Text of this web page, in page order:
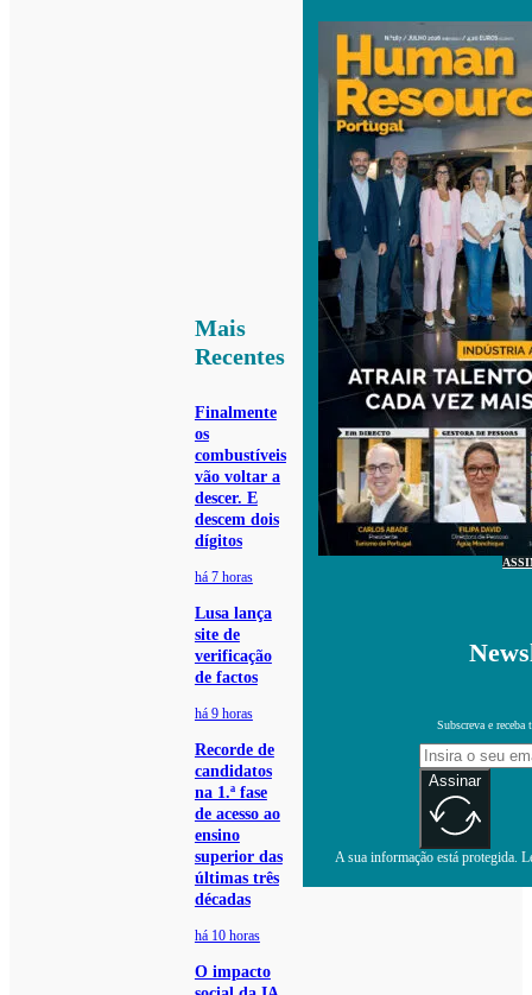
Mais
Recentes
Finalmente
os
combustíveis
vão voltar a
descer. E
descem dois
dígitos
há 7 horas
Lusa lança
site de
verificação
de factos
há 9 horas
Recorde de
candidatos
na 1.ª fase
de acesso ao
ensino
superior das
últimas três
décadas
há 10 horas
O impacto
Subscreva e receba
Assinar
A sua informação está protegida.